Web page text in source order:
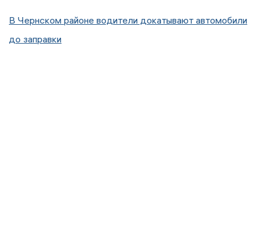
В Чернском районе водители докатывают автомобили
до заправки